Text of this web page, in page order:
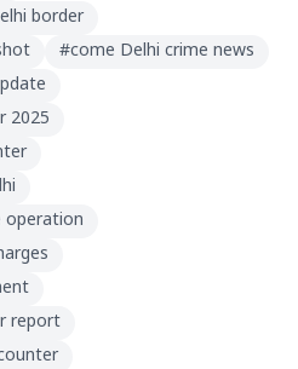
border
#come Delhi crime news
2025
operation
report